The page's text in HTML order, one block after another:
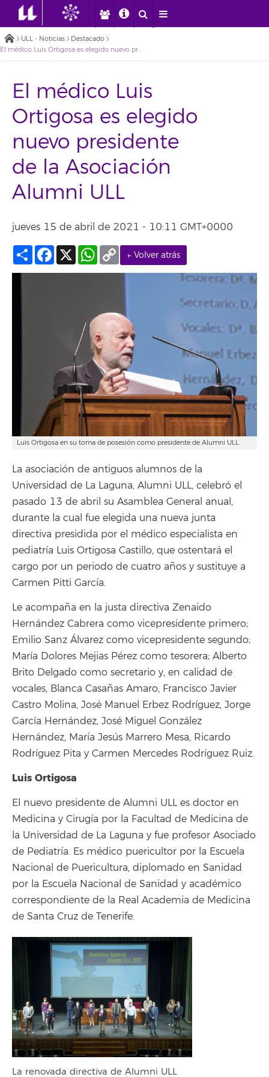
ULL - Noticias
Destacado
El médico Luis Ortigosa es elegido nuevo presidente de la Asociación Alumni ULL
El médico Luis
Ortigosa es elegido
nuevo presidente
de la Asociación
Alumni ULL
jueves 15 de abril de 2021 - 10:11 GMT+0000
← Volver atrás
Compartir
Facebook
X WhatsApp
Copy
Link
Luis Ortigosa en su toma de posesión como presidente de Alumni ULL.
La asociación de antiguos alumnos de la
Universidad de La Laguna, Alumni ULL, celebró el
pasado 13 de abril su Asamblea General anual,
durante la cual fue elegida una nueva junta
directiva presidida por el médico especialista en
pediatría Luis Ortigosa Castillo, que ostentará el
cargo por un periodo de cuatro años y sustituye a
Carmen Pitti García.
Le acompaña en la justa directiva Zenaido
Hernández Cabrera como vicepresidente primero;
Emilio Sanz Álvarez como vicepresidente segundo;
María Dolores Mejias Pérez como tesorera; Alberto
Brito Delgado como secretario y, en calidad de
vocales, Blanca Casañas Amaro, Francisco Javier
Castro Molina, José Manuel Erbez Rodríguez, Jorge
García Hernández, José Miguel González
Hernández, María Jesús Marrero Mesa, Ricardo
Rodríguez Pita y Carmen Mercedes Rodríguez Ruiz.
Luis Ortigosa
El nuevo presidente de Alumni ULL es doctor en
Medicina y Cirugía por la Facultad de Medicina de
la Universidad de La Laguna y fue profesor Asociado
de Pediatría. Es médico puericultor por la Escuela
Nacional de Puericultura, diplomado en Sanidad
por la Escuela Nacional de Sanidad y académico
correspondiente de la Real Academia de Medicina
de Santa Cruz de Tenerife.
La renovada directiva de Alumni ULL